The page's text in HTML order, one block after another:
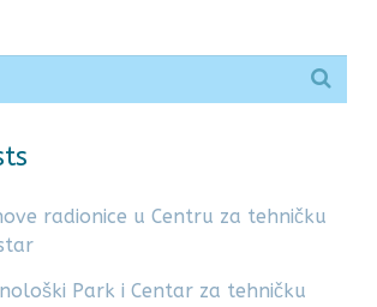
radionice u Centru za tehničku
Park i Centar za tehničku